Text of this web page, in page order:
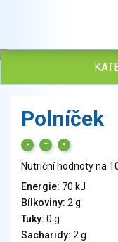
Vejce
Mléko
Veganské a
Tuky
Obiloviny, mouka,
Polníček
H T S
Nutriční hodnoty na
Energie: 70 kJ
Bílkoviny: 2 g
Tuky: 0 g
Sacharidy: 2 g